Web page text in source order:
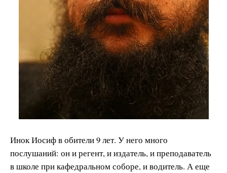
Инок Иосиф в обители 9 лет. У него много
послушаний: он и регент, и издатель, и преподаватель
в школе при кафедральном соборе, и водитель. А еще